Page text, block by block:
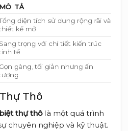
MÔ TẢ
diện tích sử dụng rộng rãi và
kế mở
Sang trọng với chi tiết kiến trúc
tế
Gọn gàng, tối giản nhưng ấn
Thô
thự thô là một quá trình
chuyên nghiệp và kỹ thuật.